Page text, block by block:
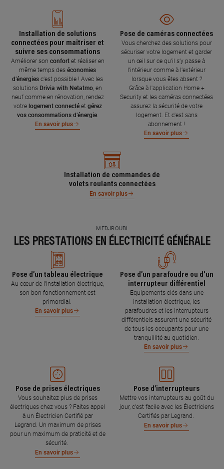
Installation de solutions
connectées pour maîtriser et
suivre ses consommations
Améliorer son confort et réaliser en
même temps des économies
d’énergies c’est possible ! Avec les
solutions Drivia with Netatmo , en
neuf comme en rénovation, rendez
votre logement connecté et gérez
vos consommations d’énergie.
En savoir plus
Pose de caméras connectées
Vous cherchez des solutions pour
sécuriser votre logement et garder
un œil sur ce qu’il s’y passe à
l’intérieur comme à l’extérieur
lorsque vous êtes absent ?
Grâce à l'application Home +
Security et les caméras connectées
assurez la sécurité de votre
logement. Et c'est sans
abonnement !
En savoir plus
Installation de commandes de
volets roulants connectées
En savoir plus
MEDJROUBI
LES PRESTATIONS EN ÉLECTRICITÉ GÉNÉRALE
Pose d’un tableau électrique
Au cœur de l’installation électrique,
son bon fonctionnement est
primordial.
En savoir plus
Pose d’un parafoudre ou d'un
interrupteur différentiel
Equipements clés dans une
installation électrique, les
parafoudres et les interrupteurs
différentiels assurent une sécurité
de tous les occupants pour une
tranquillité au quotidien.
En savoir plus
Pose de prises électriques
Vous souhaitez plus de prises
électriques chez vous ? Faites appel
à un Électricien Certifié par
Legrand. Un maximum de prises
pour un maximum de praticité et de
sécurité.
En savoir plus
Pose d’interrupteurs
Mettre vos interrupteurs au goût du
jour, c’est facile avec les Électriciens
Certifiés par Legrand.
En savoir plus